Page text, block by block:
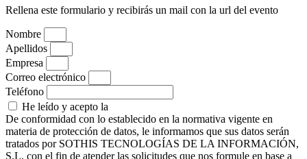
Rellena este formulario y recibirás un mail con la url del evento
Nombre
Apellidos
Empresa
Correo electrónico
Teléfono
He leído y acepto la
De conformidad con lo establecido en la normativa vigente en
materia de protección de datos, le informamos que sus datos serán
tratados por SOTHIS TECNOLOGÍAS DE LA INFORMACIÓN,
S.L. con el fin de atender las solicitudes que nos formule en base a